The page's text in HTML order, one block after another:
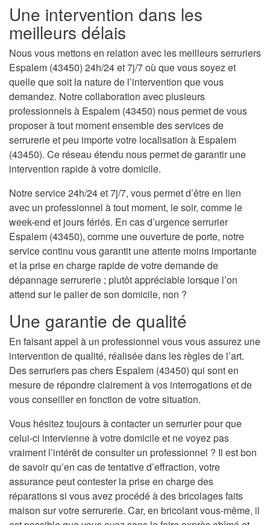
Une intervention dans les
meilleurs délais
Nous vous mettons en relation avec les meilleurs serruriers
Espalem (43450) 24h/24 et 7j/7 où que vous soyez et
quelle que soit la nature de l’intervention que vous
demandez. Notre collaboration avec plusieurs
professionnels à Espalem (43450) nous permet de vous
proposer à tout moment ensemble des services de
serrurerie et peu importe votre localisation à Espalem
(43450). Ce réseau étendu nous permet de garantir une
intervention rapide à votre domicile.
Notre service 24h/24 et 7j/7, vous permet d’être en lien
avec un professionnel à tout moment, le soir, comme le
week-end et jours fériés. En cas d’urgence serrurier
Espalem (43450), comme une ouverture de porte, notre
service continu vous garantit une attente moins importante
et la prise en charge rapide de votre demande de
dépannage serrurerie ; plutôt appréciable lorsque l’on
attend sur le palier de son domicile, non ?
Une garantie de qualité
En faisant appel à un professionnel vous vous assurez une
intervention de qualité, réalisée dans les règles de l’art.
Des serruriers pas chers Espalem (43450) qui sont en
mesure de répondre clairement à vos interrogations et de
vous conseiller en fonction de votre situation.
Vous hésitez toujours à contacter un serrurier pour que
celui-ci intervienne à votre domicile et ne voyez pas
vraiment l’intérêt de consulter un professionnel ? Il est bon
de savoir qu’en cas de tentative d’effraction, votre
assurance peut contester la prise en charge des
réparations si vous avez procédé à des bricolages faits
maison sur votre serrurerie. Car, en bricolant vous-même, il